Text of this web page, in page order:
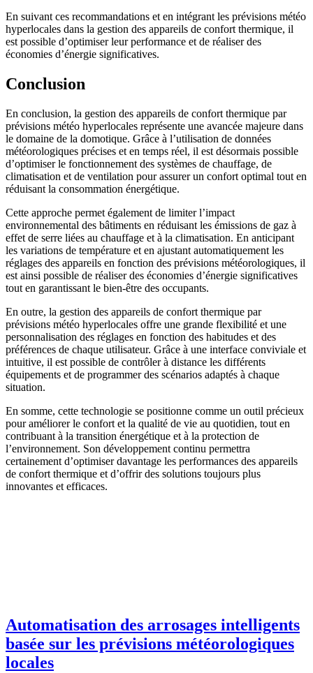
En suivant ces recommandations et en intégrant les prévisions météo
hyperlocales dans la gestion des appareils de confort thermique, il
est possible d’optimiser leur performance et de réaliser des
économies d’énergie significatives.
Conclusion
En conclusion, la gestion des appareils de confort thermique par
prévisions météo hyperlocales représente une avancée majeure dans
le domaine de la domotique. Grâce à l’utilisation de données
météorologiques précises et en temps réel, il est désormais possible
d’optimiser le fonctionnement des systèmes de chauffage, de
climatisation et de ventilation pour assurer un confort optimal tout en
réduisant la consommation énergétique.
Cette approche permet également de limiter l’impact
environnemental des bâtiments en réduisant les émissions de gaz à
effet de serre liées au chauffage et à la climatisation. En anticipant
les variations de température et en ajustant automatiquement les
réglages des appareils en fonction des prévisions météorologiques, il
est ainsi possible de réaliser des économies d’énergie significatives
tout en garantissant le bien-être des occupants.
En outre, la gestion des appareils de confort thermique par
prévisions météo hyperlocales offre une grande flexibilité et une
personnalisation des réglages en fonction des habitudes et des
préférences de chaque utilisateur. Grâce à une interface conviviale et
intuitive, il est possible de contrôler à distance les différents
équipements et de programmer des scénarios adaptés à chaque
situation.
En somme, cette technologie se positionne comme un outil précieux
pour améliorer le confort et la qualité de vie au quotidien, tout en
contribuant à la transition énergétique et à la protection de
l’environnement. Son développement continu permettra
certainement d’optimiser davantage les performances des appareils
de confort thermique et d’offrir des solutions toujours plus
innovantes et efficaces.
Automatisation des arrosages intelligents
basée sur les prévisions météorologiques
locales